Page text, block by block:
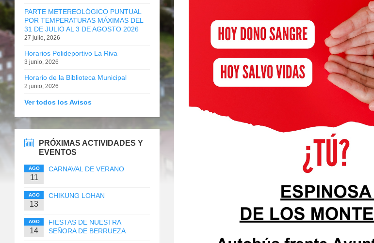
PARTE METEREOLÓGICO PUNTUAL
POR TEMPERATURAS MÁXIMAS DEL
31 DE JULIO AL 3 DE AGOSTO 2026
27 julio, 2026
Horarios Polideportivo La Riva
3 junio, 2026
Horario de la Biblioteca Municipal
2 junio, 2026
Ver todos los Avisos
PRÓXIMAS ACTIVIDADES Y
EVENTOS
AGO
11
CARNAVAL DE VERANO
AGO
13
CHIKUNG LOHAN
AGO
14
FIESTAS DE NUESTRA
SEÑORA DE BERRUEZA